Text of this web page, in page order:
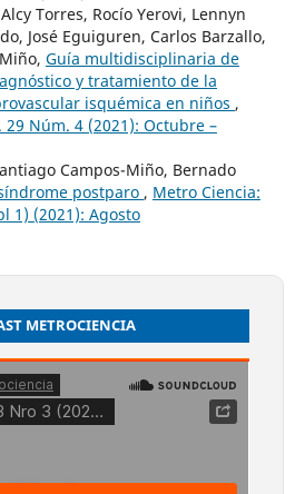
Torres, Rocío Yerovi, Lennyn
José Eguiguren, Carlos Barzallo,
Guía multidisciplinaria de
y tratamiento de la
isquémica en niños ,
29 Núm. 4 (2021): Octubre –
Campos-Miño, Bernado
postparo , Metro Ciencia:
1) (2021): Agosto
METROCIENCIA